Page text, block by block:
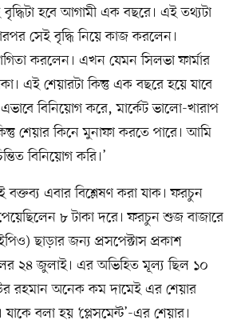
হবে আগামী এক বছরে। এই তথ্যটা
সেই বৃদ্ধি নিয়ে কাজ করলেন।
করলেন। এখন যেমন সিলভা ফার্মার
এই শেয়ারটা কিন্তু এক বছরে হয়ে যাবে
বিনিয়োগ করে, মার্কেট ভালো-খারাপ
শেয়ার কিনে মুনাফা করতে পারে। আমি
বিনিয়োগ করি।’
এবার বিশ্লেষণ করা যাক। ফরচুন
৮ টাকা দরে। ফরচুন শুজ বাজারে
ছাড়ার জন্য প্রসপেক্টাস প্রকাশ
২৪ জুলাই। এর অভিহিত মূল্য ছিল ১০
রহমান অনেক কম দামেই এর শেয়ার
বলা হয় ‘প্লেসমেন্ট’-এর শেয়ার।